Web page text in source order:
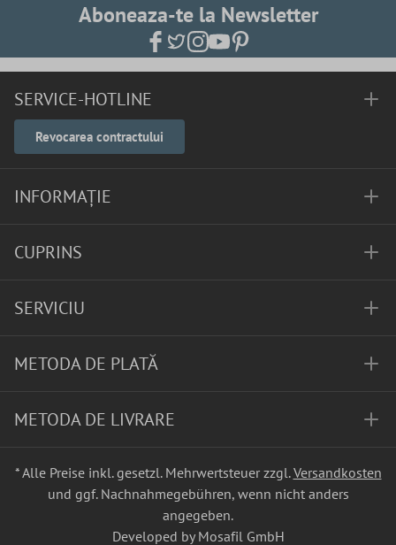
Aboneaza-te la Newsletter
SERVICE-HOTLINE
Revocarea contractului
INFORMAȚIE
CUPRINS
SERVICIU
METODA DE PLATĂ
METODA DE LIVRARE
* Alle Preise inkl. gesetzl. Mehrwertsteuer zzgl.Versandkosten
und ggf. Nachnahmegebühren, wenn nicht anders
angegeben.
Developed by Mosafil GmbH